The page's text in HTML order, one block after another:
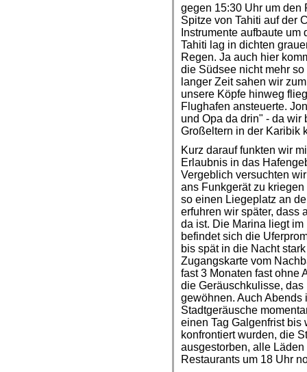
gegen 15:30 Uhr um den
Spitze von Tahiti auf der
Instrumente aufbaute
Tahiti lag in dichten
Regen. Ja auch hier
die Südsee nicht mehr
langer Zeit sahen wir
unsere Köpfe hinweg
Flughafen ansteuerte.
und Opa da drin" - da wir
Großeltern in der Karibik
Kurz darauf funkten wir
Erlaubnis in das
Vergeblich versuchten
ans Funkgerät zu
so einen Liegeplatz an
erfuhren wir später, dass
da ist. Die Marina liegt
befindet sich die
bis spät in die Nacht
Zugangskarte vom
fast 3 Monaten fast ohne
die Geräuschkulisse,
gewöhnen. Auch
Stadtgeräusche
einen Tag Galgenfrist bis
konfrontiert wurden, die
ausgestorben, alle
Restaurants um 18 Uhr